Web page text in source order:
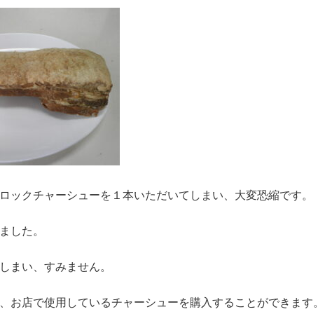
ックチャーシューを１本いただいてしまい、大変恐縮です。
した。
まい、すみません。
お店で使用しているチャーシューを購入することができます。